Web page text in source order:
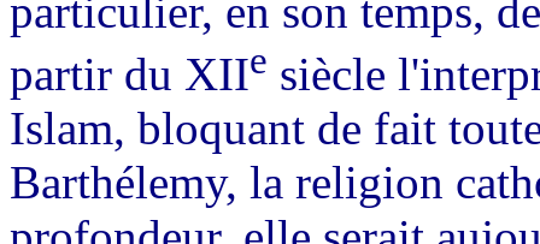
particulier, en son temps,
partir du XIIe siècle
Islam, bloquant de fait
Barthélemy, la religion